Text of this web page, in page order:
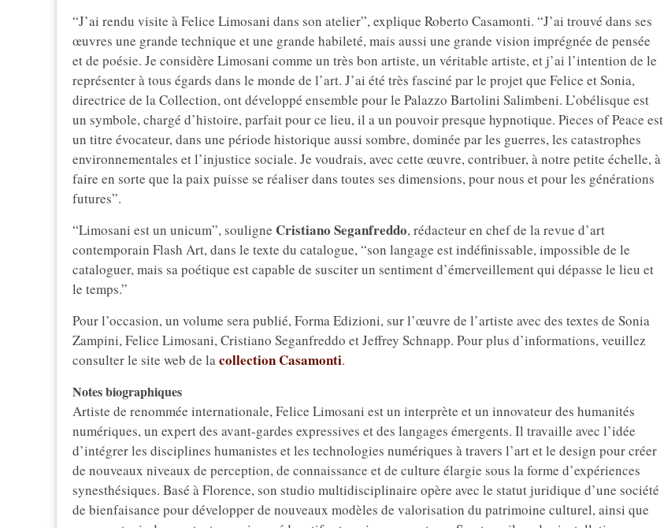
“J’ai rendu visite à Felice Limosani dans son atelier”, explique Roberto Casamonti. “J’ai trouvé dans ses
œuvres une grande technique et une grande habileté, mais aussi une grande vision imprégnée de pensée
et de poésie. Je considère Limosani comme un très bon artiste, un véritable artiste, et j’ai l’intention de le
représenter à tous égards dans le monde de l’art. J’ai été très fasciné par le projet que Felice et Sonia,
directrice de la Collection, ont développé ensemble pour le Palazzo Bartolini Salimbeni. L’obélisque est
un symbole, chargé d’histoire, parfait pour ce lieu, il a un pouvoir presque hypnotique. Pieces of Peace est
un titre évocateur, dans une période historique aussi sombre, dominée par les guerres, les catastrophes
environnementales et l’injustice sociale. Je voudrais, avec cette œuvre, contribuer, à notre petite échelle, à
faire en sorte que la paix puisse se réaliser dans toutes ses dimensions, pour nous et pour les générations
futures”.
“Limosani est un unicum”, souligne Cristiano Seganfreddo, rédacteur en chef de la revue d’art
contemporain Flash Art, dans le texte du catalogue, “son langage est indéfinissable, impossible de le
cataloguer, mais sa poétique est capable de susciter un sentiment d’émerveillement qui dépasse le lieu et
le temps.”
Pour l’occasion, un volume sera publié, Forma Edizioni, sur l’œuvre de l’artiste avec des textes de Sonia
Zampini, Felice Limosani, Cristiano Seganfreddo et Jeffrey Schnapp. Pour plus d’informations, veuillez
consulter le site web de lacollection Casamonti.
Notes biographiques
Artiste de renommée internationale, Felice Limosani est un interprète et un innovateur des humanités
numériques, un expert des avant-gardes expressives et des langages émergents. Il travaille avec l’idée
d’intégrer les disciplines humanistes et les technologies numériques à travers l’art et le design pour créer
de nouveaux niveaux de perception, de connaissance et de culture élargie sous la forme d’expériences
synesthésiques. Basé à Florence, son studio multidisciplinaire opère avec le statut juridique d’une société
de bienfaisance pour développer de nouveaux modèles de valorisation du patrimoine culturel, ainsi que